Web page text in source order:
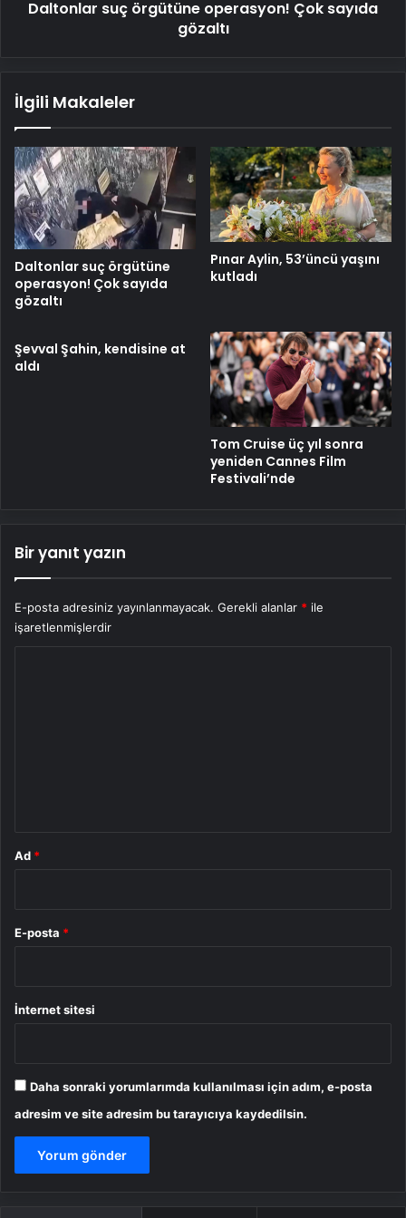
Daltonlar suç örgütüne operasyon! Çok sayıda
gözaltı
İlgili Makaleler
Daltonlar suç örgütüne
operasyon! Çok sayıda
gözaltı
Pınar Aylin, 53’üncü yaşını
kutladı
Şevval Şahin, kendisine at
aldı
Tom Cruise üç yıl sonra
yeniden Cannes Film
Festivali’nde
Bir yanıt yazın
E-posta adresiniz yayınlanmayacak. Gerekli alanlar * ile
işaretlenmişlerdir
Ad *
E-posta *
İnternet sitesi
Daha sonraki yorumlarımda kullanılması için adım, e-posta
adresim ve site adresim bu tarayıcıya kaydedilsin.